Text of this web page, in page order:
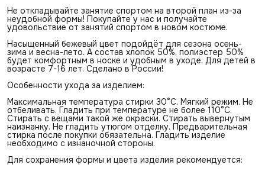
Не откладывайте занятие спортом на второй план из-за
неудобной формы! Покупайте у нас и получайте
удовольствие от занятий спортом в новом костюме.
Насыщенный бежевый цвет подойдёт для сезона осень-
зима и весна-лето. А состав хлопок 50%, полиэстер 50%
будет комфортным в носке и удобным в уходе. Для детей в
возрасте 7-16 лет. Сделано в России!
Особенности ухода за изделием:
Максимальная температура стирки 30°С. Мягкий режим. Не
отбеливать. Гладить при температуре не более 110°С.
Стирать с вещами такой же окраски. Стирать вывернутым
наизнанку. Не гладить утюгом отделку. Предварительная
стирка после покупки обязательна. Гладить изделие
необходимо с изнаночной стороны.
Для сохранения формы и цвета изделия рекомендуется: